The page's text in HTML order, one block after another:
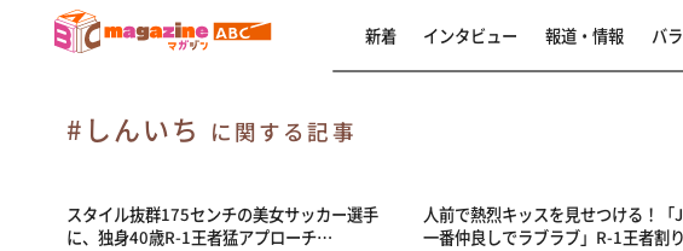
新着 インタビュー 報道・情報 バ
#しんいち に関する記事
スタイル抜群175センチの美女サッカー選手
に、独身40歳R-1王者猛アプローチ…
人前で熱烈キッスを見せつける！「
一番仲良しでラブラブ」R-1王者割